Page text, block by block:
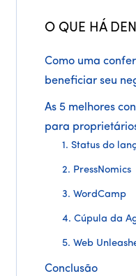
O QUE HÁ
Como uma
beneficiar seu
As 5 melhores
para
1. Status do
2. PressNomics
3. WordCamp
4. Cúpula da
5. Web
Conclusão